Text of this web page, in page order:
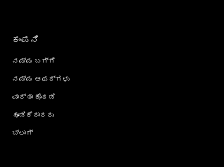
ಕಂಪನಿ
ನಮ್ಮ ಬಗ್ಗೆ
ನಮ್ಮ ಆಫರ್‌ಗಳು
ವಾರ್ತಾ ಕೊಠಡಿ
ಹೂಡಿಕೆದಾರರು
ಬ್ಲಾಗ್